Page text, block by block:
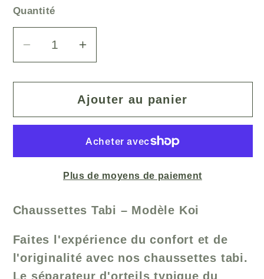
L
Quantité
Réduire
la
quantité
Chaussettes
Koi
Augmenter
la
quantité
de
Chaussettes
Tabi
coton
Koi
Ajouter au panier
Plus de moyens de paiement
Chaussettes Tabi – Modèle Koi
Faites l'expérience du confort et de
l'originalité avec nos chaussettes tabi.
Le séparateur d'orteils typique du